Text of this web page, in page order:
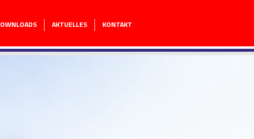
AKTUELLES KONTAKT